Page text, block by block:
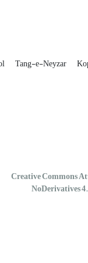
Tang-e-Neyzar
Creative Commons
NoDerivatives